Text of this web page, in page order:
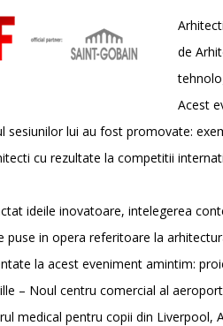
de
Acest
sesiunilor lui au fost promovate:
cu rezultate la competitii
ideile inovatoare, intelegerea
puse in opera referitoare la
la acest eveniment amintim:
– Noul centru comercial al
medical pentru copii din